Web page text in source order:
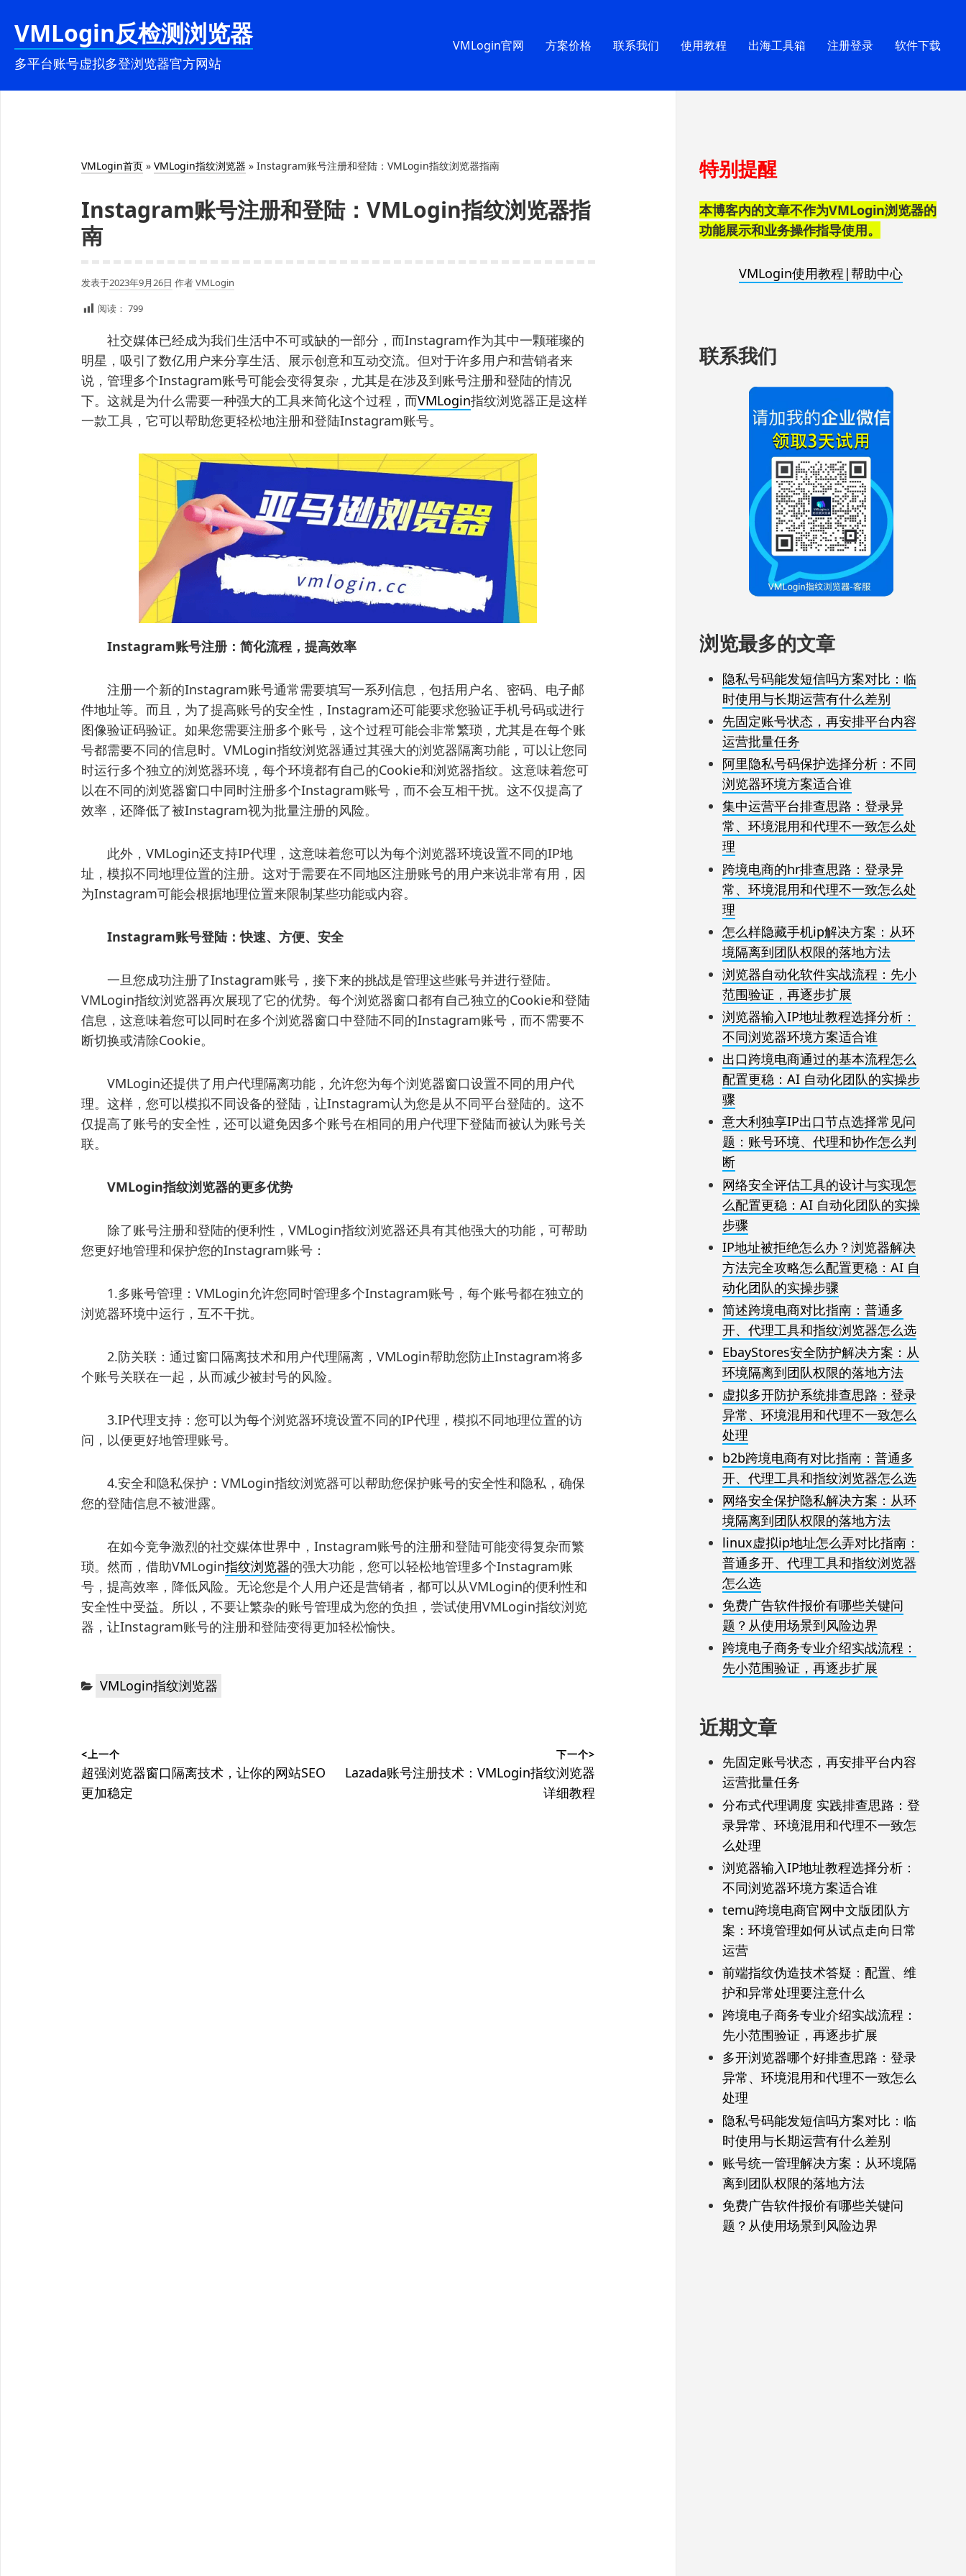
VMLogin反检测浏览器
多平台账号虚拟多登浏览器官方网站
VMLogin官网 方案价格 联系我们 使用教程 出海工具箱 注册登录 软件下载
VMLogin首页 » VMLogin指纹浏览器 » Instagram账号注册和登陆：VMLogin指纹浏览器指南
Instagram账号注册和登陆：VMLogin指纹浏览器指
南
发表于2023年9月26日 作者VMLogin
阅读： 799
社交媒体已经成为我们生活中不可或缺的一部分，而Instagram作为其中一颗璀璨的
明星，吸引了数亿用户来分享生活、展示创意和互动交流。但对于许多用户和营销者来
说，管理多个Instagram账号可能会变得复杂，尤其是在涉及到账号注册和登陆的情况
下。这就是为什么需要一种强大的工具来简化这个过程，而VMLogin指纹浏览器正是这样
一款工具，它可以帮助您更轻松地注册和登陆Instagram账号。
Instagram账号注册：简化流程，提高效率
注册一个新的Instagram账号通常需要填写一系列信息，包括用户名、密码、电子邮
件地址等。而且，为了提高账号的安全性，Instagram还可能要求您验证手机号码或进行
图像验证码验证。如果您需要注册多个账号，这个过程可能会非常繁琐，尤其是在每个账
号都需要不同的信息时。VMLogin指纹浏览器通过其强大的浏览器隔离功能，可以让您同
时运行多个独立的浏览器环境，每个环境都有自己的Cookie和浏览器指纹。这意味着您可
以在不同的浏览器窗口中同时注册多个Instagram账号，而不会互相干扰。这不仅提高了
效率，还降低了被Instagram视为批量注册的风险。
此外，VMLogin还支持IP代理，这意味着您可以为每个浏览器环境设置不同的IP地
址，模拟不同地理位置的注册。这对于需要在不同地区注册账号的用户来说非常有用，因
为Instagram可能会根据地理位置来限制某些功能或内容。
Instagram账号登陆：快速、方便、安全
一旦您成功注册了Instagram账号，接下来的挑战是管理这些账号并进行登陆。
VMLogin指纹浏览器再次展现了它的优势。每个浏览器窗口都有自己独立的Cookie和登陆
信息，这意味着您可以同时在多个浏览器窗口中登陆不同的Instagram账号，而不需要不
断切换或清除Cookie。
VMLogin还提供了用户代理隔离功能，允许您为每个浏览器窗口设置不同的用户代
理。这样，您可以模拟不同设备的登陆，让Instagram认为您是从不同平台登陆的。这不
仅提高了账号的安全性，还可以避免因多个账号在相同的用户代理下登陆而被认为账号关
联。
VMLogin指纹浏览器的更多优势
除了账号注册和登陆的便利性，VMLogin指纹浏览器还具有其他强大的功能，可帮助
您更好地管理和保护您的Instagram账号：
1.多账号管理：VMLogin允许您同时管理多个Instagram账号，每个账号都在独立的
浏览器环境中运行，互不干扰。
2.防关联：通过窗口隔离技术和用户代理隔离，VMLogin帮助您防止Instagram将多
个账号关联在一起，从而减少被封号的风险。
3.IP代理支持：您可以为每个浏览器环境设置不同的IP代理，模拟不同地理位置的访
问，以便更好地管理账号。
4.安全和隐私保护：VMLogin指纹浏览器可以帮助您保护账号的安全性和隐私，确保
您的登陆信息不被泄露。
在如今竞争激烈的社交媒体世界中，Instagram账号的注册和登陆可能变得复杂而繁
琐。然而，借助VMLogin指纹浏览器的强大功能，您可以轻松地管理多个Instagram账
号，提高效率，降低风险。无论您是个人用户还是营销者，都可以从VMLogin的便利性和
安全性中受益。所以，不要让繁杂的账号管理成为您的负担，尝试使用VMLogin指纹浏览
器，让Instagram账号的注册和登陆变得更加轻松愉快。
分 VMLogin指纹浏览器
章
导
<上一个
上
篇
超强浏览器窗口隔离技术，让你的网站SEO
更加稳定
下一个>
下
Lazada账号注册技术：VMLogin指纹浏览器
详细教程
至
脚
特别提醒
本博客内的文章不作为VMLogin浏览器的
功能展示和业务操作指导使用。
VMLogin使用教程|帮助中心
联系我们
浏览最多的文章
隐私号码能发短信吗方案对比：临
时使用与长期运营有什么差别
先固定账号状态，再安排平台内容
运营批量任务
阿里隐私号码保护选择分析：不同
浏览器环境方案适合谁
集中运营平台排查思路：登录异
常、环境混用和代理不一致怎么处
理
跨境电商的hr排查思路：登录异
常、环境混用和代理不一致怎么处
理
怎么样隐藏手机ip解决方案：从环
境隔离到团队权限的落地方法
浏览器自动化软件实战流程：先小
范围验证，再逐步扩展
浏览器输入IP地址教程选择分析：
不同浏览器环境方案适合谁
出口跨境电商通过的基本流程怎么
配置更稳：AI 自动化团队的实操步
骤
意大利独享IP出口节点选择常见问
题：账号环境、代理和协作怎么判
断
网络安全评估工具的设计与实现怎
么配置更稳：AI 自动化团队的实操
步骤
IP地址被拒绝怎么办？浏览器解决
方法完全攻略怎么配置更稳：AI 自
动化团队的实操步骤
简述跨境电商对比指南：普通多
开、代理工具和指纹浏览器怎么选
EbayStores安全防护解决方案：从
环境隔离到团队权限的落地方法
虚拟多开防护系统排查思路：登录
异常、环境混用和代理不一致怎么
处理
b2b跨境电商有对比指南：普通多
开、代理工具和指纹浏览器怎么选
网络安全保护隐私解决方案：从环
境隔离到团队权限的落地方法
linux虚拟ip地址怎么弄对比指南：
普通多开、代理工具和指纹浏览器
怎么选
免费广告软件报价有哪些关键问
题？从使用场景到风险边界
跨境电子商务专业介绍实战流程：
先小范围验证，再逐步扩展
近期文章
先固定账号状态，再安排平台内容
运营批量任务
分布式代理调度 实践排查思路：登
录异常、环境混用和代理不一致怎
么处理
浏览器输入IP地址教程选择分析：
不同浏览器环境方案适合谁
temu跨境电商官网中文版团队方
案：环境管理如何从试点走向日常
运营
前端指纹伪造技术答疑：配置、维
护和异常处理要注意什么
跨境电子商务专业介绍实战流程：
先小范围验证，再逐步扩展
多开浏览器哪个好排查思路：登录
异常、环境混用和代理不一致怎么
处理
隐私号码能发短信吗方案对比：临
时使用与长期运营有什么差别
账号统一管理解决方案：从环境隔
离到团队权限的落地方法
免费广告软件报价有哪些关键问
题？从使用场景到风险边界